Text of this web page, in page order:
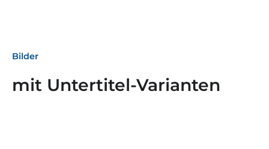
Bilder
mit Untertitel-Varianten